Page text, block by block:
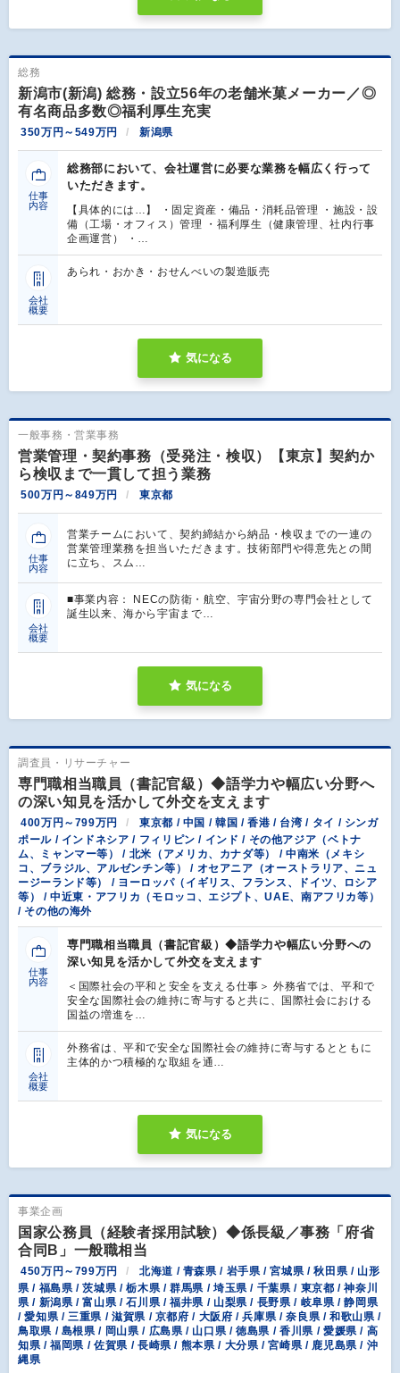
総務
新潟市(新潟) 総務・設立56年の老舗米菓メーカー／◎
有名商品多数◎福利厚生充実
350万円～549万円 新潟県
仕事
内容
総務部において、会社運営に必要な業務を幅広く行って
いただきます。
【具体的には…】 ・固定資産・備品・消耗品管理 ・施設・設
備（工場・オフィス）管理 ・福利厚生（健康管理、社内行事
企画運営） ・…
会社
概要
あられ・おかき・おせんべいの製造販売
気になる
一般事務・営業事務
営業管理・契約事務（受発注・検収）【東京】契約か
ら検収まで一貫して担う業務
500万円～849万円 東京都
仕事
内容
営業チームにおいて、契約締結から納品・検収までの一連の
営業管理業務を担当いただきます。技術部門や得意先との間
に立ち、スム…
会社
概要
■事業内容： NECの防衛・航空、宇宙分野の専門会社として
誕生以来、海から宇宙まで…
気になる
調査員・リサーチャー
専門職相当職員（書記官級）◆語学力や幅広い分野へ
の深い知見を活かして外交を支えます
400万円～799万円
東京都 / 中国 / 韓国 / 香港 / 台湾 / タイ / シンガ
ポール / インドネシア / フィリピン / インド / その他アジア（ベトナ
ム、ミャンマー等） / 北米（アメリカ、カナダ等） / 中南米（メキシ
コ、ブラジル、アルゼンチン等） / オセアニア（オーストラリア、ニュ
ージーランド等） / ヨーロッパ（イギリス、フランス、ドイツ、ロシア
等） / 中近東・アフリカ（モロッコ、エジプト、UAE、南アフリカ等）
/ その他の海外
仕事
内容
専門職相当職員（書記官級）◆語学力や幅広い分野への
深い知見を活かして外交を支えます
＜国際社会の平和と安全を支える仕事＞ 外務省では、平和で
安全な国際社会の維持に寄与すると共に、国際社会における
国益の増進を…
会社
概要
外務省は、平和で安全な国際社会の維持に寄与するとともに
主体的かつ積極的な取組を通…
気になる
事業企画
国家公務員（経験者採用試験）◆係長級／事務「府省
合同B」一般職相当
450万円～799万円
北海道 / 青森県 / 岩手県 / 宮城県 / 秋田県 / 山形
県 / 福島県 / 茨城県 / 栃木県 / 群馬県 / 埼玉県 / 千葉県 / 東京都 / 神奈川
県 / 新潟県 / 富山県 / 石川県 / 福井県 / 山梨県 / 長野県 / 岐阜県 / 静岡県
/ 愛知県 / 三重県 / 滋賀県 / 京都府 / 大阪府 / 兵庫県 / 奈良県 / 和歌山県 /
鳥取県 / 島根県 / 岡山県 / 広島県 / 山口県 / 徳島県 / 香川県 / 愛媛県 / 高
知県 / 福岡県 / 佐賀県 / 長崎県 / 熊本県 / 大分県 / 宮崎県 / 鹿児島県 / 沖
縄県